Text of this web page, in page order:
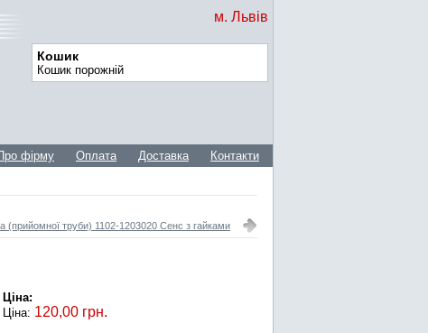
м. Львів
Кошик
Кошик порожній
фірму Оплата Доставка Контакти
(прийомної труби) 1102-1203020 Сенс з гайками
Ціна:
Ціна: 120,00 грн.